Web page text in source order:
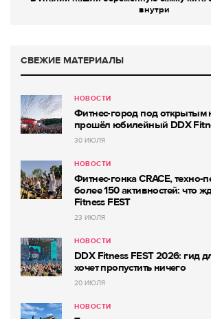
внутри
СВЕЖИЕ МАТЕРИАЛЫ
НОВОСТИ
Фитнес-город под открытым
прошёл юбилейный DDX
30 ИЮЛЯ
НОВОСТИ
Фитнес-гонка CRACE,
более 150 активностей: что
Fitness FEST
23 ИЮЛЯ
НОВОСТИ
DDX Fitness FEST 2026: гид
хочет пропустить ничего
20 ИЮЛЯ
НОВОСТИ